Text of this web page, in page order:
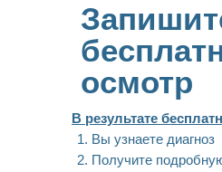
осмотр
В результате
Вы узнаете диагноз
Получите